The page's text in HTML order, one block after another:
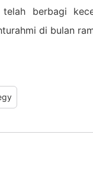
telah berbagi
di bulan